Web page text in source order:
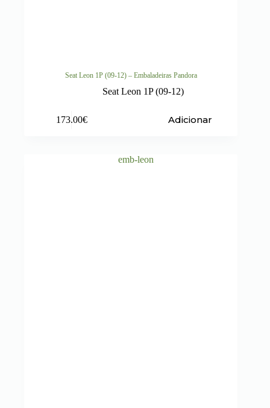
Seat Leon 1P (09-12) – Embaladeiras Pandora
Seat Leon 1P (09-12)
173.00€ Adicionar